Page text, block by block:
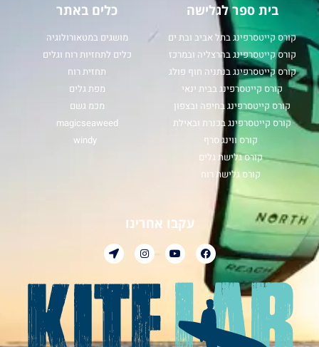
בית ספר לגלישה
קורס קייטסרפינג בתל אביב ובת ים
קורס קייטסרפינג בהרצליה ובמרכז
קורס קייטסרפינג בנתניה חוף פולג
קורס קייטסרפינג בבית ינאי
קורס קייטסרפינג בחיפה ובצפון
קורס קייטסרפינג בכנרת ובאילת
קורס ווינג סרף
קורס גלישת גלים
קורס גלישת רוח
כלים באתר
מושגים במטאורולוגיה
כלים לתחזיות רוח וגלים
תחזית רוח
מפת גלים
מכמ גשם
magicseaweed
windy
עקבו אחרינו